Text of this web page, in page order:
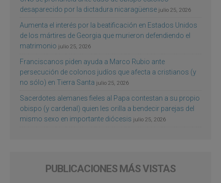
desaparecido por la dictadura nicaragüense julio 25, 2026
Aumenta el interés por la beatificación en Estados Unidos
de los mártires de Georgia que murieron defendiendo el
matrimonio julio 25, 2026
Franciscanos piden ayuda a Marco Rubio ante
persecución de colonos judíos que afecta a cristianos (y
no sólo) en Tierra Santa julio 25, 2026
Sacerdotes alemanes fieles al Papa contestan a su propio
obispo (y cardenal) quien les orilla a bendecir parejas del
mismo sexo en importante diócesis julio 25, 2026
PUBLICACIONES MÁS VISTAS